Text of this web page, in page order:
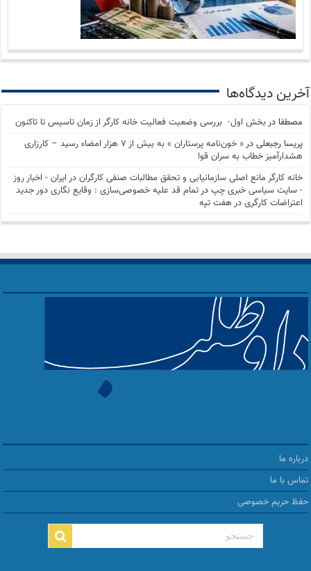
آخرین دیدگاه‌ها
مصطفا در بخش اول- بررسی وضعیت فعالیت خانه کارگر از زمان تاسیس تا تاکنون
پریسا رجبعلی در
« خون‌نامه پرستاران » به بیش از ۷ هزار امضاء رسید – کارزاری
هشدارآمیز خطاب به سران قوا
خانه کارگر مانع اصلی سازمانیابی و تحقق مطالبات صنفی کارگران در ایران - اخبار روز
- سايت سياسی خبری چپ درتمام قد علیه خصوصی‌سازی : وقایع نگاری دور جدید
اعتراضات کارگری در هفت تپه
درباره ما
تماس با ما
حفظ حریم خصوصی